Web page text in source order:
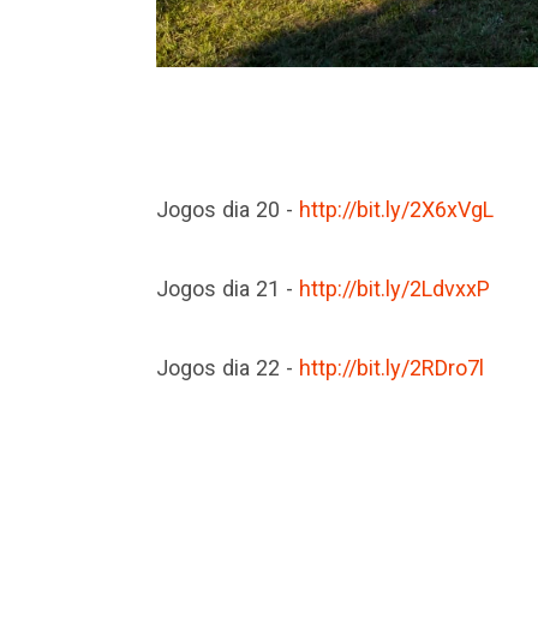
Jogos dia 20 - http://bit.ly/2X6xVgL
Jogos dia 21 - http://bit.ly/2LdvxxP
Jogos dia 22 - http://bit.ly/2RDro7l